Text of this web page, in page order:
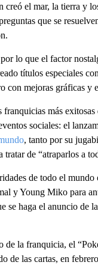
el mar, la tierra y
que se
lo que el factor
títulos especiales
con mejoras gráficas y
más
sociales: el
, tanto por su
de “atraparlos a
de todo el
y Young Miko para
se haga el anuncio de
de la franquicia, el
de las cartas, en